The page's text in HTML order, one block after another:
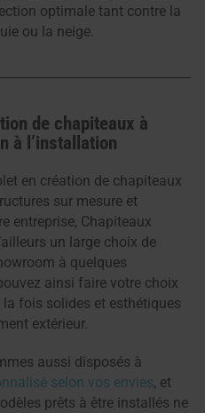
optimale tant contre la
ou la neige.
de chapiteaux à
à l’installation
en création de chapiteaux
sur mesure et
entreprise, Chapiteaux
un large choix de
à quelques
ainsi faire votre choix
fois solides et esthétiques
extérieur.
aussi disposés à
selon vos envies, et
prêts à être installés ne